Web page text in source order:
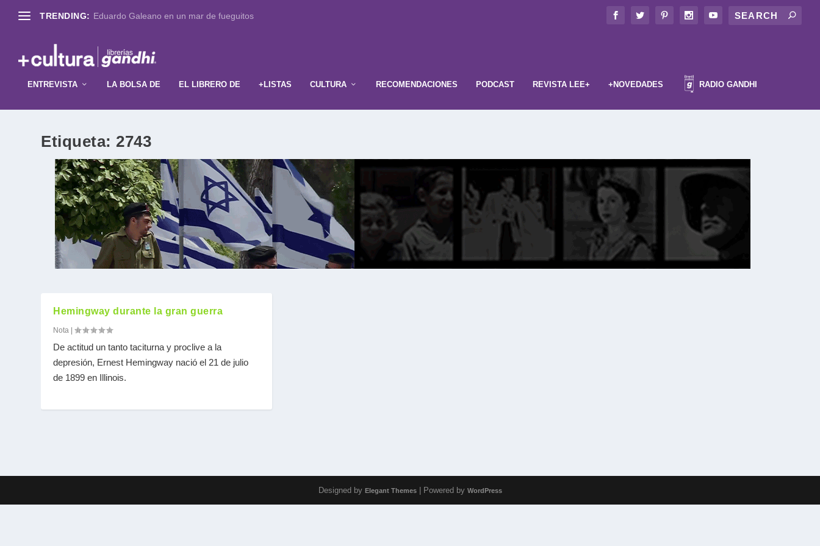
TRENDING: Eduardo Galeano en un mar de fueguitos
ENTREVISTA LA BOLSA DE EL LIBRERO DE +LISTAS CULTURA RECOMENDACIONES PODCAST REVISTA LEE+ +NOVEDADES RADIO GANDHI
Etiqueta: 2743
Hemingway durante la gran guerra
Nota |
De actitud un tanto taciturna y proclive a la
depresión, Ernest Hemingway nació el 21 de julio
de 1899 en Illinois.
Designed by Elegant Themes| Powered by WordPress